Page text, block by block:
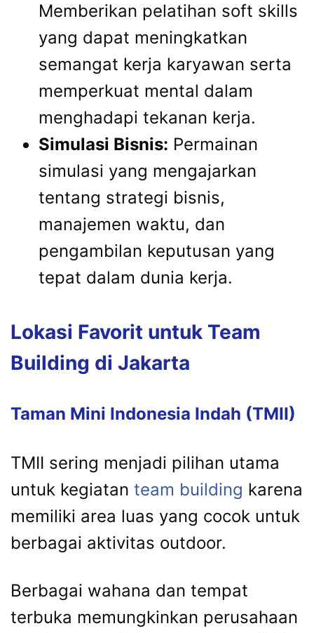
Memberikan pelatihan soft skills
yang dapat meningkatkan
semangat kerja karyawan serta
memperkuat mental dalam
menghadapi tekanan kerja.
Simulasi Bisnis: Permainan
simulasi yang mengajarkan
tentang strategi bisnis,
manajemen waktu, dan
pengambilan keputusan yang
tepat dalam dunia kerja.
Lokasi Favorit untuk Team
Building di Jakarta
Taman Mini Indonesia Indah (TMII)
TMII sering menjadi pilihan utama
untuk kegiatan team building karena
memiliki area luas yang cocok untuk
berbagai aktivitas outdoor.
Berbagai wahana dan tempat
terbuka memungkinkan perusahaan